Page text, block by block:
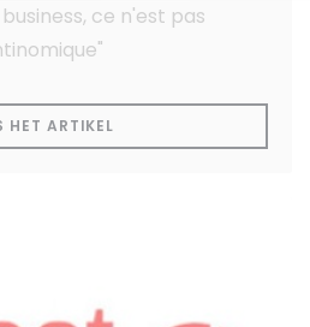
ce n'est pas
HET ARTIKEL